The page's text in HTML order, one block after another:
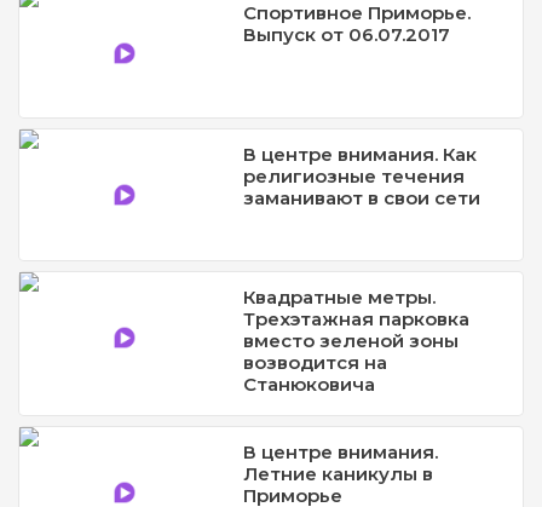
Спортивное Приморье.
Выпуск от 06.07.2017
В центре внимания. Как
религиозные течения
заманивают в свои сети
Квадратные метры.
Трехэтажная парковка
вместо зеленой зоны
возводится на
Станюковича
В центре внимания.
Летние каникулы в
Приморье